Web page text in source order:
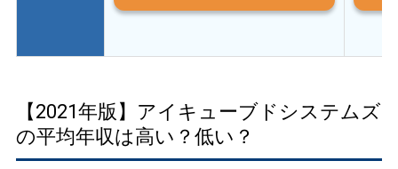
【2021年版】アイキューブドシステムズ
の平均年収は高い？低い？